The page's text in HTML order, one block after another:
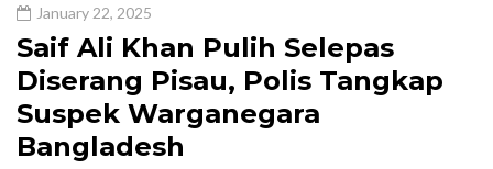
January 22, 2025
Saif Ali Khan Pulih Selepas
Diserang Pisau, Polis Tangkap
Suspek Warganegara
Bangladesh